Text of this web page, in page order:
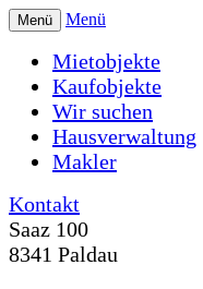
Menü Menü
Mietobjekte
Kaufobjekte
Wir suchen
Hausverwaltung
Makler
Kontakt
Saaz 100
8341 Paldau